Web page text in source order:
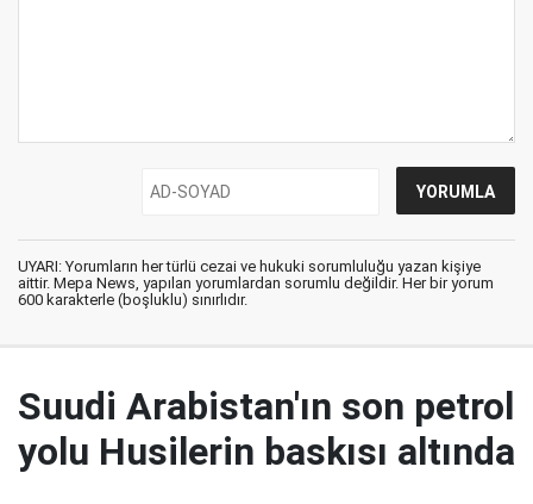
UYARI: Yorumların her türlü cezai ve hukuki sorumluluğu yazan kişiye
aittir. Mepa News, yapılan yorumlardan sorumlu değildir. Her bir yorum
600 karakterle (boşluklu) sınırlıdır.
Suudi Arabistan'ın son petrol
yolu Husilerin baskısı altında